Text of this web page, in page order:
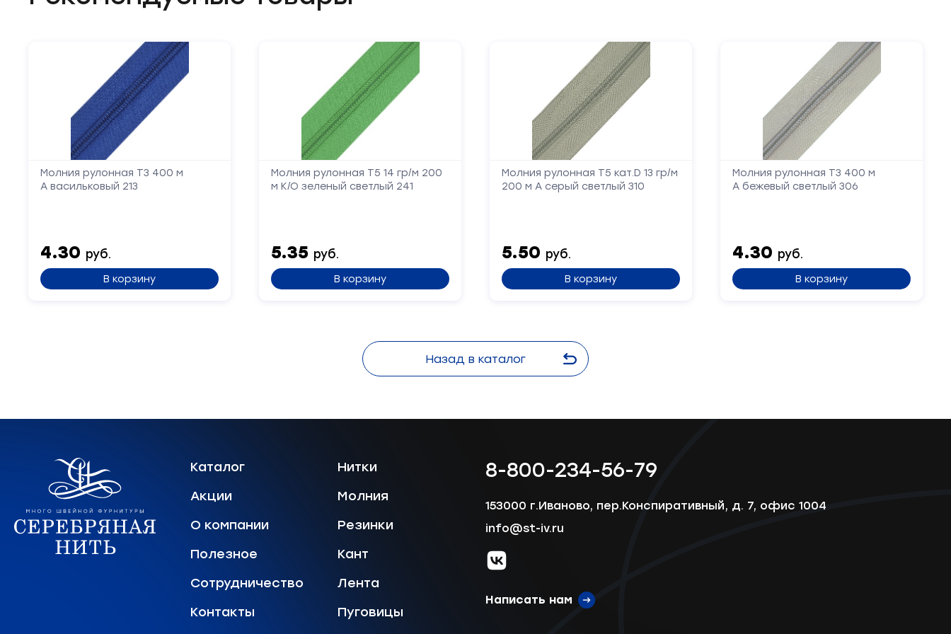
Молния рулонная Т3 400 м
А васильковый 213
4.30 руб.
В корзину
Молния рулонная Т5 14 гр/м 200
м К/О зеленый светлый 241
5.35 руб.
В корзину
Молния рулонная Т5 кат.D 13 гр/м
200 м А серый светлый 310
5.50 руб.
В корзину
Молния рулонная Т3 400 м
А бежевый светлый 306
4.30 руб.
В корзину
Назад в каталог
Каталог
Акции
О компании
Полезное
Сотрудничество
Контакты
Нитки
Молния
Резинки
Кант
Лента
Пуговицы
8-800-234-56-79
153000 г.Иваново, пер.Конспиративный, д. 7, офис 1004
info@st-iv.ru
vk.com
Написать нам
Сообщение